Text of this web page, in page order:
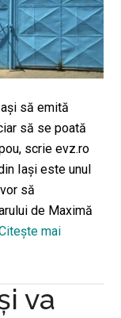
să emită
să se poată
scrie evz.ro
Iași este unul
să
de Maximă
mai
va